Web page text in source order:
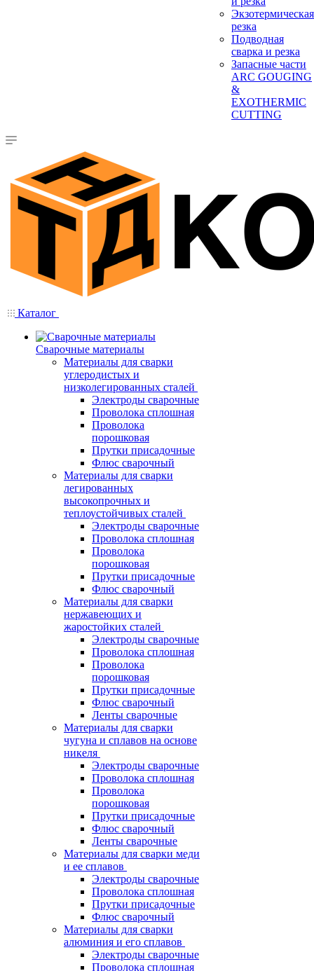
Экзотермическая
резка
Подводная
сварка и резка
Запасные части
ARC GOUGING
&
EXOTHERMIC
CUTTING
Каталог
Сварочные материалы
Материалы для сварки
углеродистых и
низколегированных сталей
Электроды сварочные
Проволока сплошная
Проволока
порошковая
Прутки присадочные
Флюс сварочный
Материалы для сварки
легированных
высокопрочных и
теплоустойчивых сталей
Электроды сварочные
Проволока сплошная
Проволока
порошковая
Прутки присадочные
Флюс сварочный
Материалы для сварки
нержавеющих и
жаростойких сталей
Электроды сварочные
Проволока сплошная
Проволока
порошковая
Прутки присадочные
Флюс сварочный
Ленты сварочные
Материалы для сварки
чугуна и сплавов на основе
никеля
Электроды сварочные
Проволока сплошная
Проволока
порошковая
Прутки присадочные
Флюс сварочный
Ленты сварочные
Материалы для сварки меди
и ее сплавов
Электроды сварочные
Проволока сплошная
Прутки присадочные
Флюс сварочный
Материалы для сварки
алюминия и его сплавов
Электроды сварочные
Проволока сплошная